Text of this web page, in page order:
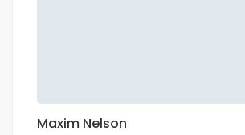
Maxim Nelson